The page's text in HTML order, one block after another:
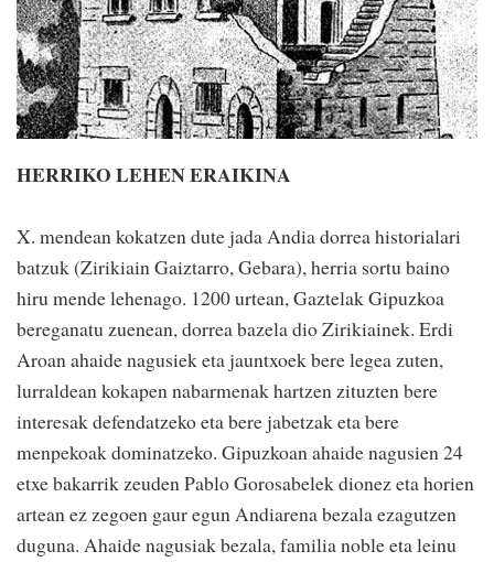
HERRIKO LEHEN ERAIKINA
X. mendean kokatzen dute jada Andia dorrea historialari
batzuk (Zirikiain Gaiztarro, Gebara), herria sortu baino
hiru mende lehenago. 1200 urtean, Gaztelak Gipuzkoa
bereganatu zuenean, dorrea bazela dio Zirikiainek. Erdi
Aroan ahaide nagusiek eta jauntxoek bere legea zuten,
lurraldean kokapen nabarmenak hartzen zituzten bere
interesak defendatzeko eta bere jabetzak eta bere
menpekoak dominatzeko. Gipuzkoan ahaide nagusien 24
etxe bakarrik zeuden Pablo Gorosabelek dionez eta horien
artean ez zegoen gaur egun Andiarena bezala ezagutzen
duguna. Ahaide nagusiak bezala, familia noble eta leinu